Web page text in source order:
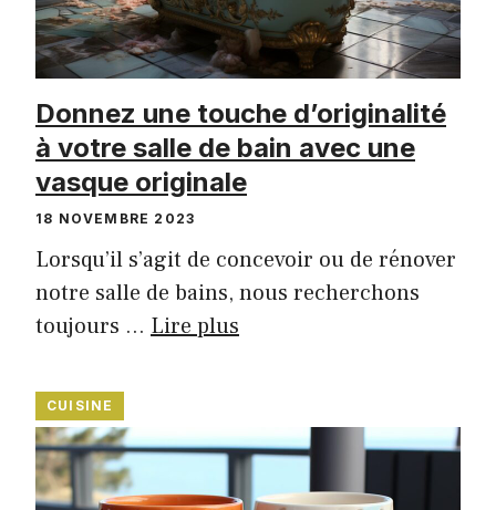
Donnez une touche d’originalité
à votre salle de bain avec une
vasque originale
18 NOVEMBRE 2023
Lorsqu’il s’agit de concevoir ou de rénover
notre salle de bains, nous recherchons
toujours … Lire plus
CUISINE